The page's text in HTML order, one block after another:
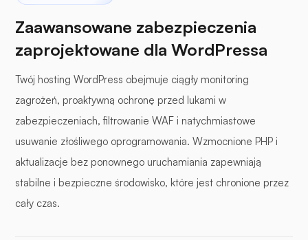
Zaawansowane zabezpieczenia
zaprojektowane dla WordPressa
Twój hosting WordPress obejmuje ciągły monitoring
zagrożeń, proaktywną ochronę przed lukami w
zabezpieczeniach, filtrowanie WAF i natychmiastowe
usuwanie złośliwego oprogramowania. Wzmocnione PHP i
aktualizacje bez ponownego uruchamiania zapewniają
stabilne i bezpieczne środowisko, które jest chronione przez
cały czas.